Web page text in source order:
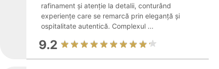
rafinament și atenție la detalii, conturând
experiențe care se remarcă prin eleganță și
ospitalitate autentică. Complexul ...
9.2